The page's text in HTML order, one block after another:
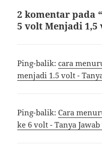
2 komentar pada
5 volt Menjadi 1,5
Ping-balik:cara
menjadi 1.5 volt -
Ping-balik:Cara
ke 6 volt - Tanya